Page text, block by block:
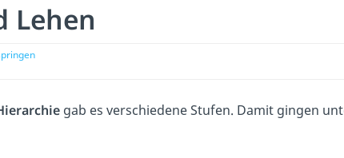
Lehen
gab es verschiedene Stufen. Damit gingen